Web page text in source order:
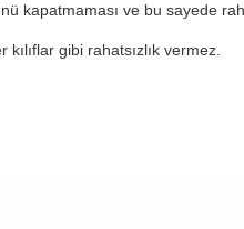
kapatmaması ve bu sayede
gibi rahatsızlık vermez.